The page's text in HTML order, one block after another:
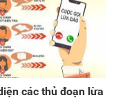
các thủ đoạn lừa